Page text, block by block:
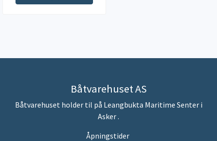
Båtvarehuset AS
Båtvarehuset holder til på Leangbukta Maritime Senter i
Asker .
Åpningstider